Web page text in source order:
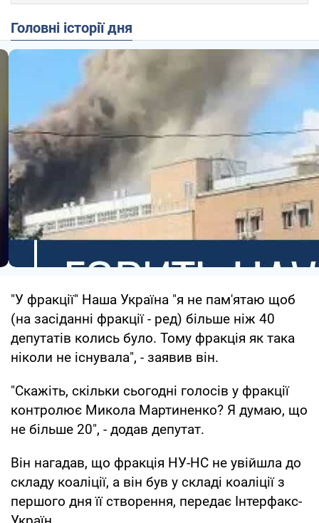
Головні історії дня
"У фракції" Наша Україна "я не пам'ятаю щоб
(на засіданні фракції - ред) більше ніж 40
депутатів колись було. Тому фракція як така
ніколи не існувала", - заявив він.
"Скажіть, скільки сьогодні голосів у фракції
контролює Микола Мартиненко? Я думаю, що
не більше 20", - додав депутат.
Він нагадав, що фракція НУ-НС не увійшла до
складу коаліції, а він був у складі коаліції з
першого дня її створення, передає Інтерфакс-